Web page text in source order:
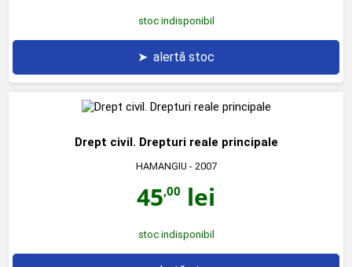
stoc indisponibil
➤ alertă stoc
Drept civil. Drepturi reale principale
HAMANGIU - 2007
45,00 lei
stoc indisponibil